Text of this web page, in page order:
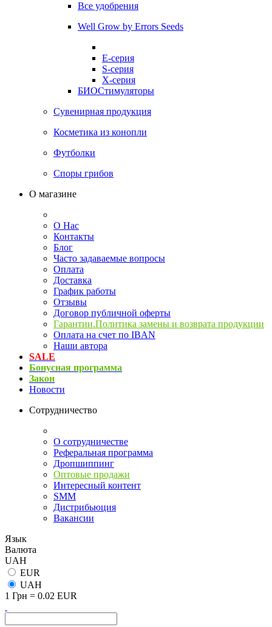
Все удобрения
Well Grow by Errors Seeds
E-серия
S-серия
X-серия
БИОСтимуляторы
Сувенирная продукция
Косметика из конопли
Футболки
Споры грибов
О магазине
О Нас
Контакты
Блог
Часто задаваемые вопросы
Оплата
Доставка
График работы
Отзывы
Договор публичной оферты
Гарантии.Политика замены и возврата продукции
Оплата на счет по IBAN
Наши автора
SALE
Бонусная программа
Закон
Новости
Сотрудничество
О сотрудничестве
Реферальная программа
Дропшиппинг
Оптовые продажи
Интересный контент
SMM
Дистрибьюция
Вакансии
Язык
Валюта
UAH
EUR
UAH
1 Грн = 0.02 EUR